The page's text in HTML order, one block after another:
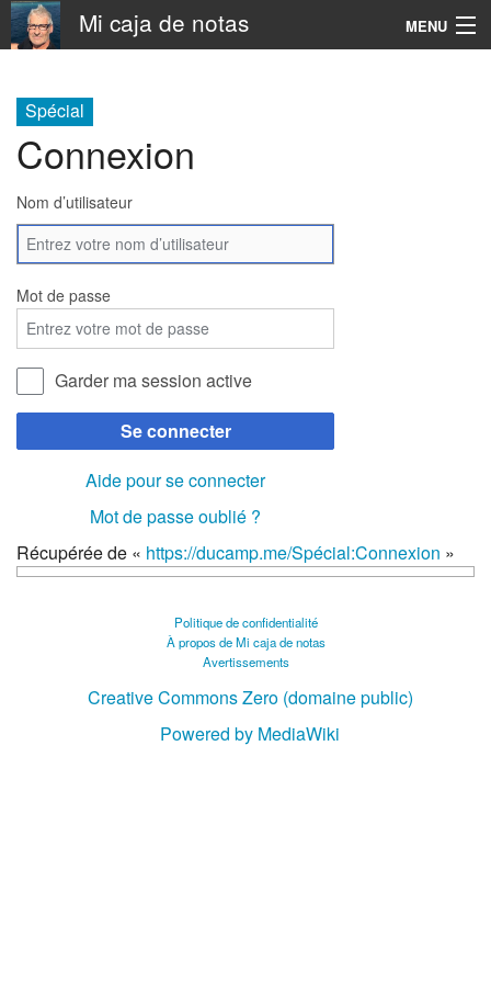
Mi caja de notas MENU
Spécial
Connexion
Nom d’utilisateur
Mot de passe
Garder ma session active
Se connecter
Aide pour se connecter
Mot de passe oublié ?
Récupérée de « https://ducamp.me/Spécial:Connexion »
Politique de confidentialité
À propos de Mi caja de notas
Avertissements
Creative Commons Zero (domaine public)
Powered by MediaWiki